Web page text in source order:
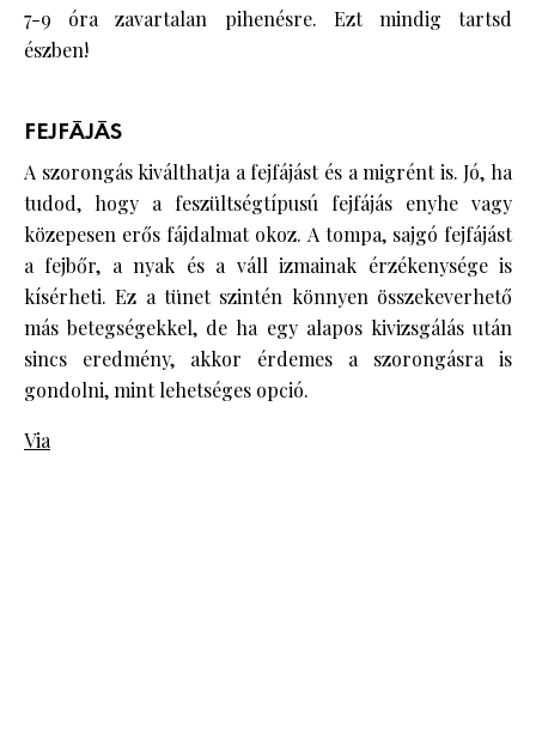
7-9 óra zavartalan pihenésre. Ezt mindig tartsd
észben!
FEJFÁJÁS
A szorongás kiválthatja a fejfájást és a migrént is. Jó, ha
tudod, hogy a feszültségtípusú fejfájás enyhe vagy
közepesen erős fájdalmat okoz. A tompa, sajgó fejfájást
a fejbőr, a nyak és a váll izmainak érzékenysége is
kísérheti. Ez a tünet szintén könnyen összekeverhető
más betegségekkel, de ha egy alapos kivizsgálás után
sincs eredmény, akkor érdemes a szorongásra is
gondolni, mint lehetséges opció.
Via